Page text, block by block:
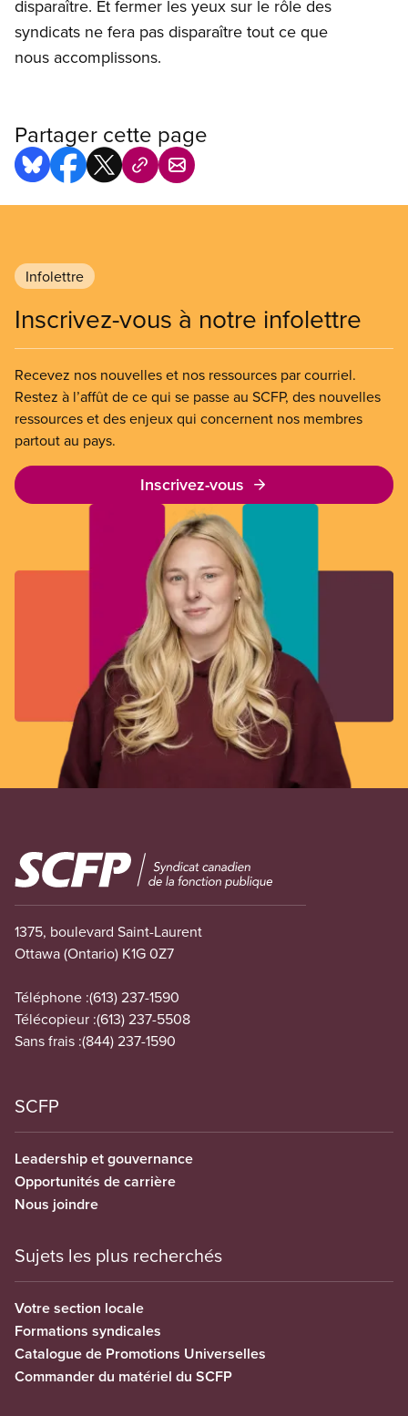
disparaître. Et fermer les yeux sur le rôle des
syndicats ne fera pas disparaître tout ce que
nous accomplissons.
Partager cette page
Infolettre
Inscrivez-vous à notre infolettre
Recevez nos nouvelles et nos ressources par courriel.
Restez à l’affût de ce qui se passe au SCFP, des nouvelles
ressources et des enjeux qui concernent nos membres
partout au pays.
Inscrivez-vous
Image
1375, boulevard Saint-Laurent
Ottawa (Ontario) K1G 0Z7
Téléphone :(613) 237-1590
Télécopieur :(613) 237-5508
Sans frais :(844) 237-1590
SCFP
Leadership et gouvernance
Opportunités de carrière
Nous joindre
Sujets les plus recherchés
Votre section locale
Formations syndicales
Catalogue de Promotions Universelles
Commander du matériel du SCFP